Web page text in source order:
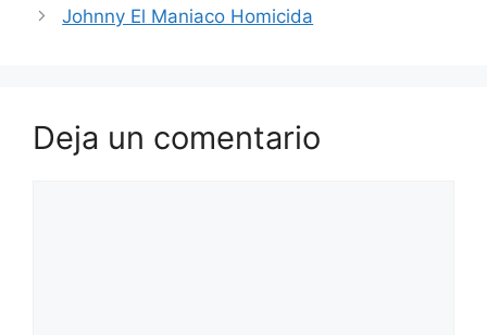
Johnny El Maniaco Homicida
Deja un comentario